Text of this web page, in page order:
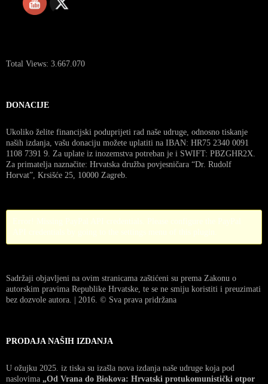
Total Views: 3.667.070
DONACIJE
Ukoliko želite financijski poduprijeti rad naše udruge, odnosno tiskanje
naših izdanja, vašu donaciju možete uplatiti na IBAN: HR75 2340 0091
1108 7391 9. Za uplate iz inozemstva potreban je i SWIFT: PBZGHR2X.
Za primatelja naznačite: Hrvatska družba povjesničara “Dr. Rudolf
Horvat”, Krsišće 25, 10000 Zagreb.
Sadržaji objavljeni na ovim stranicama zaštićeni su prema Zakonu o
autorskim pravima Republike Hrvatske, te se ne smiju koristiti i preuzimati
bez dozvole autora. | 2016. © Sva prava pridržana
PRODAJA NAŠIH IZDANJA
U ožujku 2025. iz tiska su izašla nova izdanja naše udruge koja pod
naslovima „Od Vrana do Biokova: Hrvatski protukomunistički otpor